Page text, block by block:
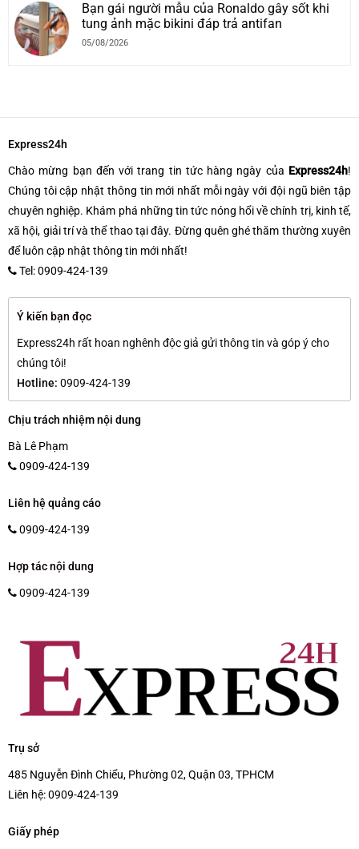
Bạn gái người mẫu của Ronaldo gây sốt khi
tung ảnh mặc bikini đáp trả antifan
05/08/2026
Express24h
Chào mừng bạn đến với trang tin tức hàng ngày của Express24h!
Chúng tôi cập nhật thông tin mới nhất mỗi ngày với đội ngũ biên tập
chuyên nghiệp. Khám phá những tin tức nóng hổi về chính trị, kinh tế,
xã hội, giải trí và thể thao tại đây. Đừng quên ghé thăm thường xuyên
để luôn cập nhật thông tin mới nhất!
Tel: 0909-424-139
Ý kiến bạn đọc
Express24h rất hoan nghênh độc giả gửi thông tin và góp ý cho
chúng tôi!
Hotline: 0909-424-139
Chịu trách nhiệm nội dung
Bà Lê Phạm
0909-424-139
Liên hệ quảng cáo
0909-424-139
Hợp tác nội dung
0909-424-139
Trụ sở
485 Nguyễn Đình Chiểu, Phường 02, Quận 03, TPHCM
Liên hệ:0909-424-139
Giấy phép